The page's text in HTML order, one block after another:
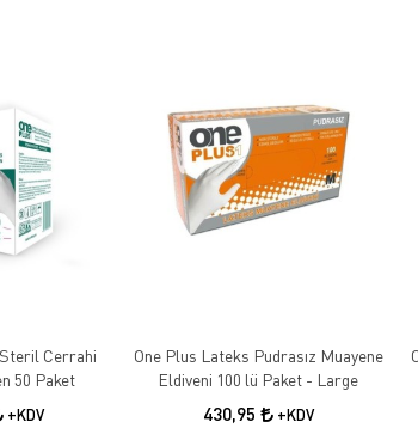
Cerrahi
50 Paket
+KDV
One Plus Lateks Pudrasız Muayene
Eldiveni 100 lü Paket - Large
430,95 +KDV